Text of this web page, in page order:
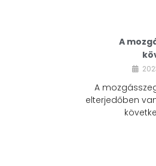
A
A
elterjedőben